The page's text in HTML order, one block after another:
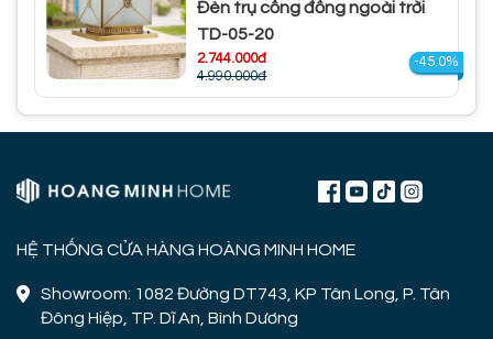
Đèn trụ cổng đồng ngoài trời
TD-05-20
2.744.000đ
4.990.000đ
-45.0%
HỆ THỐNG CỬA HÀNG HOÀNG MINH HOME
Showroom: 1082 Đường DT743, KP Tân Long, P. Tân
Đông Hiệp, TP. Dĩ An, Bình Dương